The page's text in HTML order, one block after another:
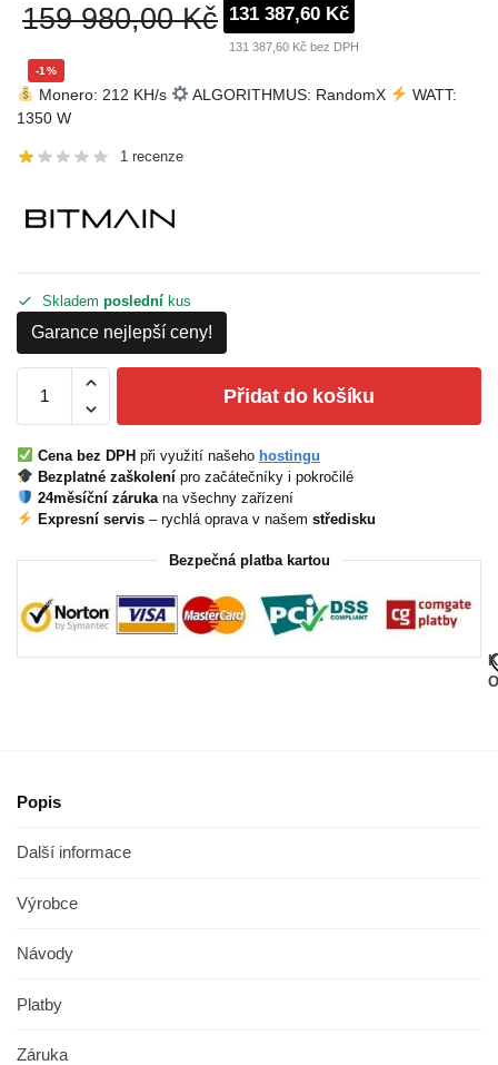
159 980,00 Kč 131 387,60 Kč
131 387,60 Kč bez DPH
-1%
Monero: 212 KH/s ALGORITHMUS: RandomX
WATT:
1350 W
1 recenze
Skladem poslední kus
Garance nejlepší ceny!
Přidat do košíku
K
Cena bez DPH při využití našeho hostingu
Bezplatné zaškolenípro začátečníky i pokročilé
24měsíční zárukana všechny zařízení
Expresní servis– rychlá oprava v našem středisku
Bezpečná platba kartou
Popis
Další informace
Výrobce
Návody
Platby
Záruka